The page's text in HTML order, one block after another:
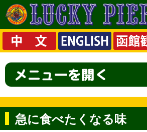
急に食べたくなる味